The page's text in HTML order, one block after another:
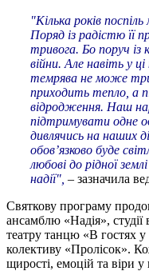
"Кілька років
Поряд із радістю її
тривога. Бо поруч із
війни. Але навіть у
темрява не може
приходить тепло, а
відродження. Наш
підтримувати одне
дивлячись на наших
обов’язково буде
любові до рідної
надії", – зазначила
Святкову програму
ансамблю «Надія»,
театру танцю «В гостях у
колективу «Пролісок».
щирості, емоцій та віри у